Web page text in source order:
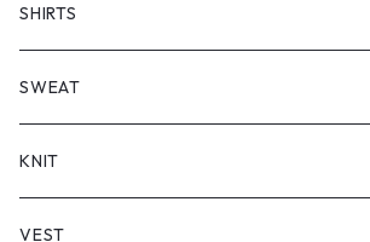
SHORT SLEEVE
LONG SLEEVE
SHIRTS
SHORT SLEEVE
LONG SLEEVE
SWEAT
KNIT
VEST